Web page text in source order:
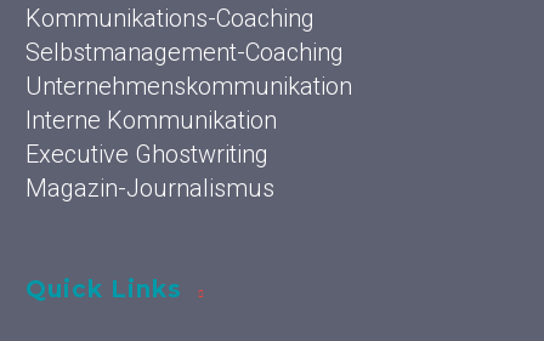
Kommunikations-Coaching
Selbstmanagement-Coaching
Unternehmenskommunikation
Interne Kommunikation
Executive Ghostwriting
Magazin-Journalismus
Quick Links